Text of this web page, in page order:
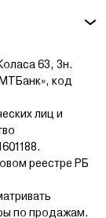
63, 3н.
код
лиц и
реестре РБ
по продажам.